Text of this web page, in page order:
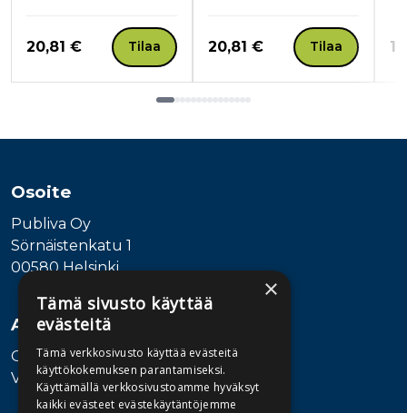
Hinta nyt
20,81 € Tilaa Hinta nyt
20,81 € Tilaa
Osoite
Publiva Oy
Sörnäistenkatu 1
00580 Helsinki
Asiakaspalvelu
Ota yhteyttä
Vaihde: 010 345100
×
Tämä sivusto käyttää
evästeitä
Tämä verkkosivusto käyttää evästeitä
käyttökokemuksen parantamiseksi.
Käyttämällä verkkosivustoamme hyväksyt
kaikki evästeet evästekäytäntöjemme